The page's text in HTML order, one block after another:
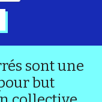
sont une
but